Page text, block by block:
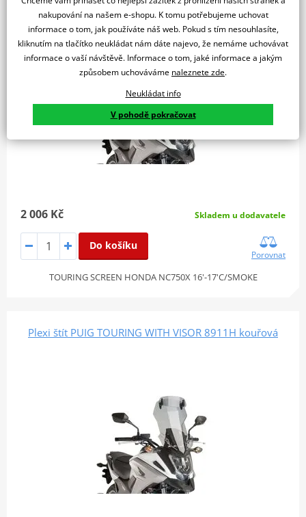
2 006 Kč Skladem u dodavatele
Do košíku
Porovnat
TOURING SCREEN HONDA NC750X 16'-17'C/SMOKE
Plexi štít PUIG TOURING WITH VISOR 8911H kouřová
nakupování na našem e-shopu. K tomu potřebujeme uchovat
informace o tom, jak používáte náš web. Pokud s tím nesouhlasíte,
kliknutím na tlačítko neukládat nám dáte najevo, že nemáme uchovávat
informace o vaší návštěvě. Informace o tom, jaké informace a jakým
způsobem uchováváme naleznete zde.
Neukládat info
V pohodě pokračovat